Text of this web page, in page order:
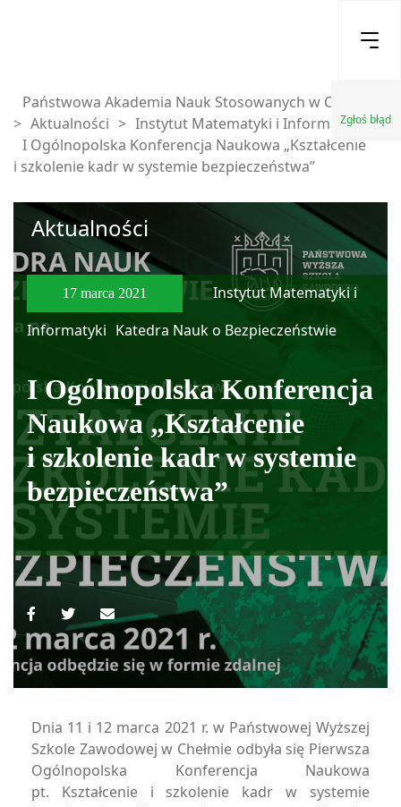
Zgłoś błąd
Państwowa Akademia Nauk Stosowanych w Chełmie
> Aktualności > Instytut Matematyki i Informatyki >
I Ogólnopolska Konferencja Naukowa „Kształcenie
i szkolenie kadr w systemie bezpieczeństwa”
Aktualności
17 marca 2021
Instytut Matematyki i
Informatyki Katedra Nauk o Bezpieczeństwie
I Ogólnopolska Konferencja
Naukowa „Kształcenie
i szkolenie kadr w systemie
bezpieczeństwa”
Dnia 11 i 12 marca 2021 r. w Państwowej Wyższej
Szkole Zawodowej w Chełmie odbyła się Pierwsza
Ogólnopolska Konferencja Naukowa
pt. Kształcenie i szkolenie kadr w systemie